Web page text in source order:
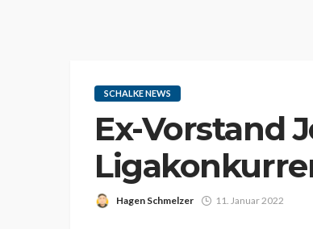
SCHALKE NEWS
Ex-Vorstand
Hagen Schmelzer 11. Januar 2022